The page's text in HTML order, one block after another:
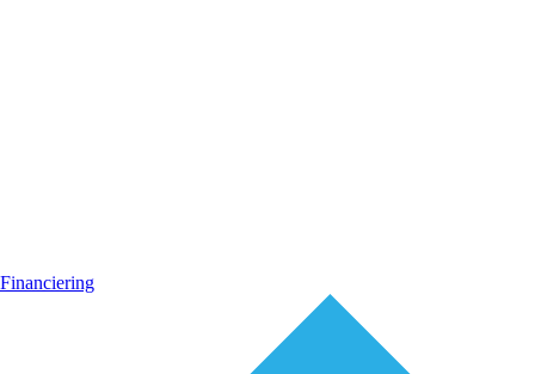
Financiering